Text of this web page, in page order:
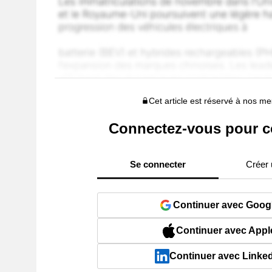
Cet article est réservé à nos
Connectez-vous pour
Se connecter Créer
Continuer avec
Continuer avec
Continuer avec